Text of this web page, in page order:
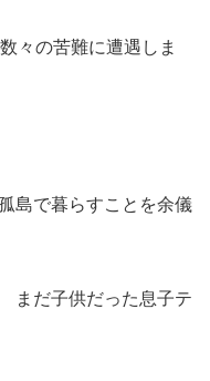
の苦難に遭遇しま
島で暮らすことを余儀
まだ子供だった息子テ